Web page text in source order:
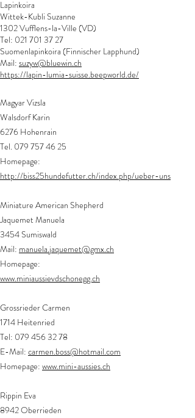
Lapinkoira
Wittek-Kubli Suzanne
1302 Vufflens-la-Ville (VD)
Tel: 021 701 37 27
Suomenlapinkoira (Finnischer Lapphund)
Mail: suzyw@bluewin.ch
https://lapin-lumia-suisse.beepworld.de/
Magyar Vizsla
Walsdorf Karin
6276 Hohenrain
Tel. 079 757 46 25
Homepage:
http://biss25hundefutter.ch/index.php/ueber-uns
Miniature American Shepherd
Jaquemet Manuela
3454 Sumiswald
Mail: manuela.jaquemet@gmx.ch
Homepage:
www.miniaussievdschonegg.ch
Grossrieder Carmen
1714 Heitenried
Tel: 079 456 32 78
E-Mail: carmen.boss@hotmail.com
Homepage: www.mini-aussies.ch
Rippin Eva
8942 Oberrieden